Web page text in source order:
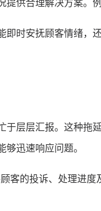
供合理解决方案。例
即时安抚顾客情绪，
层层汇报。这种拖
迅速响应问题。
客的投诉、处理进